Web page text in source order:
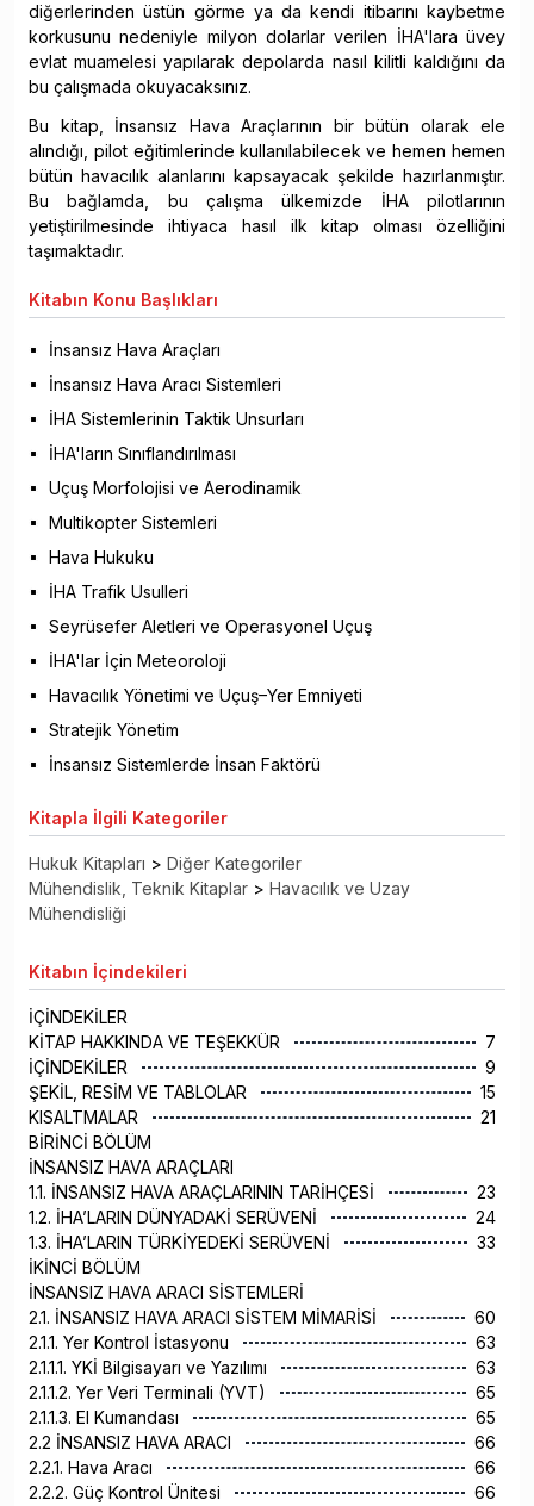
diğerlerinden üstün görme ya da kendi itibarını kaybetme
korkusunu nedeniyle milyon dolarlar verilen İHA'lara üvey
evlat muamelesi yapılarak depolarda nasıl kilitli kaldığını da
bu çalışmada okuyacaksınız.
Bu kitap, İnsansız Hava Araçlarının bir bütün olarak ele
alındığı, pilot eğitimlerinde kullanılabilecek ve hemen hemen
bütün havacılık alanlarını kapsayacak şekilde hazırlanmıştır.
Bu bağlamda, bu çalışma ülkemizde İHA pilotlarının
yetiştirilmesinde ihtiyaca hasıl ilk kitap olması özelliğini
taşımaktadır.
Kitabın Konu Başlıkları
İnsansız Hava Araçları
İnsansız Hava Aracı Sistemleri
İHA Sistemlerinin Taktik Unsurları
İHA'ların Sınıflandırılması
Uçuş Morfolojisi ve Aerodinamik
Multikopter Sistemleri
Hava Hukuku
İHA Trafik Usulleri
Seyrüsefer Aletleri ve Operasyonel Uçuş
İHA'lar İçin Meteoroloji
Havacılık Yönetimi ve Uçuş–Yer Emniyeti
Stratejik Yönetim
İnsansız Sistemlerde İnsan Faktörü
Kitapla İlgili Kategoriler
Hukuk Kitapları > Diğer Kategoriler
Mühendislik, Teknik Kitaplar > Havacılık ve Uzay
Mühendisliği
Kitabın İçindekileri
İÇİNDEKİLER
KİTAP HAKKINDA VE TEŞEKKÜR
7
İÇİNDEKİLER
9
ŞEKİL, RESİM VE TABLOLAR
15
KISALTMALAR
21
BİRİNCİ BÖLÜM
İNSANSIZ HAVA ARAÇLARI
1.1. İNSANSIZ HAVA ARAÇLARININ TARİHÇESİ
23
1.2. İHA’LARIN DÜNYADAKİ SERÜVENİ
24
1.3. İHA’LARIN TÜRKİYEDEKİ SERÜVENİ
33
İKİNCİ BÖLÜM
İNSANSIZ HAVA ARACI SİSTEMLERİ
2.1. İNSANSIZ HAVA ARACI SİSTEM MİMARİSİ
60
2.1.1. Yer Kontrol İstasyonu
63
2.1.1.1. YKİ Bilgisayarı ve Yazılımı
63
2.1.1.2. Yer Veri Terminali (YVT)
65
2.1.1.3. El Kumandası
65
2.2 İNSANSIZ HAVA ARACI
66
2.2.1. Hava Aracı
66
2.2.2. Güç Kontrol Ünitesi
66